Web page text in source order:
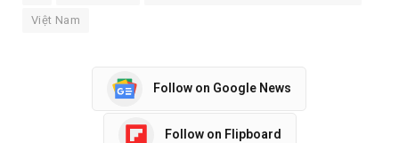
Việt Nam
Follow on Google News
Follow on Flipboard